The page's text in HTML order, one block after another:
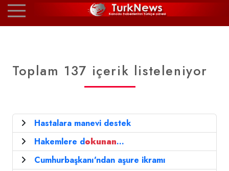
Toplam 137 içerik listeleniyor
Hastalara manevi destek
Hakemlere dokunan...
Cumhurbaşkanı'ndan aşure ikramı